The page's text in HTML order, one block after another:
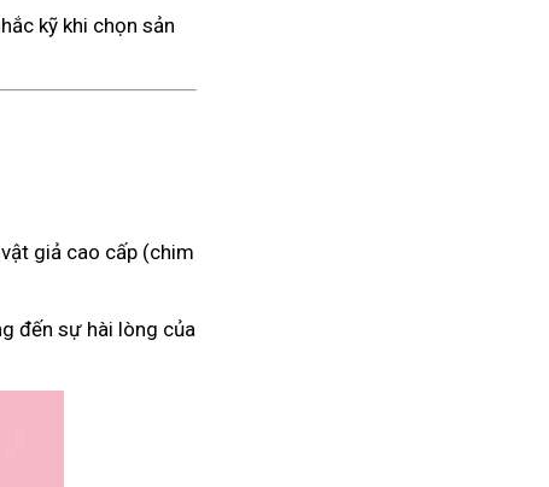
kỹ khi chọn sản
giả cao cấp (chim
đến sự hài lòng của